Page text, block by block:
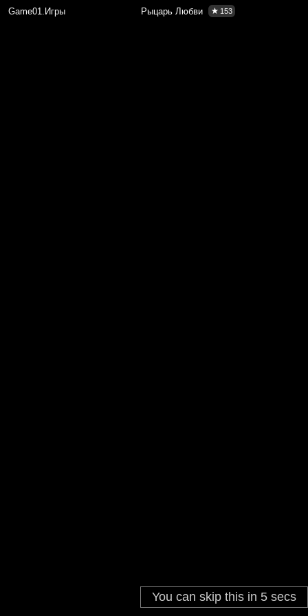
Game01.Игры Рыцарь Любви 153